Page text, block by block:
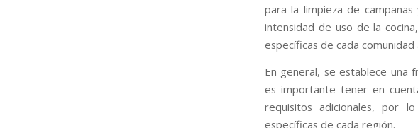
para la limpieza de
intensidad de uso de la
específicas de cada comunidad
En general, se establece una
es importante tener en
requisitos adicionales, por
específicas de cada región.